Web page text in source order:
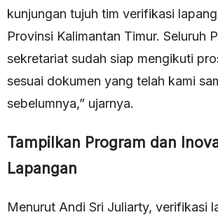
kunjungan tujuh tim verifikasi
Provinsi Kalimantan Timur. Seluruh
sekretariat sudah siap mengikuti
sesuai dokumen yang telah kami
sebelumnya,” ujarnya.
Tampilkan Program dan
Lapangan
Menurut Andi Sri Juliarty, verifikasi